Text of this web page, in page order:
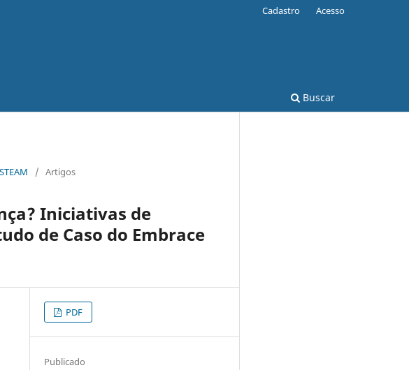
Buscar
Cadastro Acesso
/ Artigos
Iniciativas de
de Caso do Embrace
PDF
Publicado